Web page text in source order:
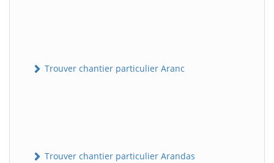
Trouver chantier particulier Aranc
Trouver chantier particulier Arandas